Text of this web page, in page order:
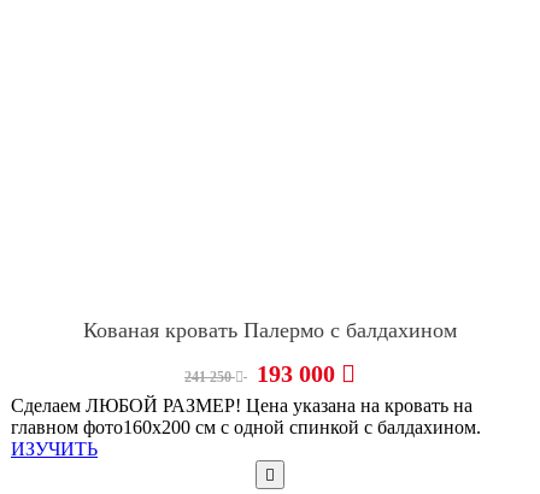
Кованая кровать Палермо с балдахином
241 250 193 000
Сделаем ЛЮБОЙ РАЗМЕР! Цена указана на кровать на
главном фото160х200 см с одной спинкой с балдахином.
ИЗУЧИТЬ